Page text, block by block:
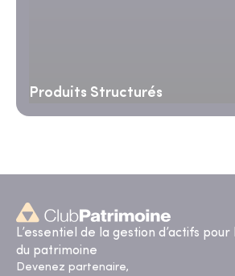
Produits Structurés
L’essentiel de la gestion d’actifs
du patrimoine
Devenez partenaire,